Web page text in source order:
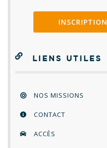
INSCRIPTION
LIENS UTILES
NOS MISSIONS
CONTACT
ACCÈS